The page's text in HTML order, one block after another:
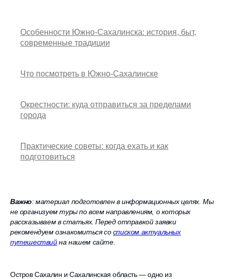
Особенности Южно-Сахалинска: история, быт,
современные традиции
Что посмотреть в Южно-Сахалинске
Окрестности: куда отправиться за пределами
города
Практические советы: когда ехать и как
подготовиться
Важно: материал подготовлен в информационных целях. Мы
не организуем туры по всем направлениям, о которых
рассказываем в статьях. Перед отправкой заявки
рекомендуем ознакомиться сосписком актуальных
путешествийна нашем сайте.
Остров Сахалин и Сахалинская область — одно из